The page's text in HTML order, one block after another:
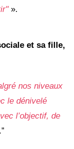
».
et sa fille,
nos niveaux
le dénivelé
l’objectif, de